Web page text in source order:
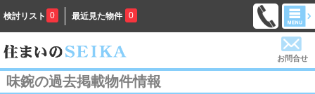
検討リスト 0 最近見た物件 0
お問合せ
味鋺の過去掲載物件情報